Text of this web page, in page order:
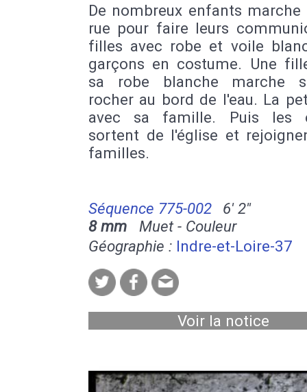
De nombreux enfants marche
rue pour faire leurs
filles avec robe et voile
garçons en costume. Une
sa robe blanche marche
rocher au bord de l'eau. La
avec sa famille. Puis les
sortent de l'église et
familles.
Séquence 775-002
6' 2''
8 mm Muet - Couleur
Géographie : Indre-et-Loire-37
Voir la notice